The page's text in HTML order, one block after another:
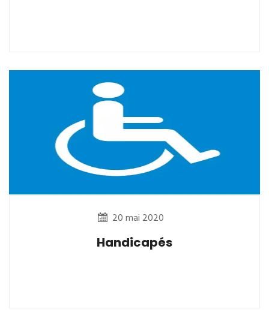
20 mai 2020
Handicapés